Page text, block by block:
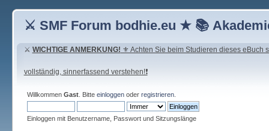
⚔ SMF Forum bodhie.eu ★ 📚
⚔ WICHTIGE ANMERKUNG! ⚜ Achten Sie beim Studieren dieses eBuch
vollständig, sinnerfassend verstehen!❗
Willkommen Gast. Bitte einloggenoder registrieren.
Einloggen mit Benutzername, Passwort und Sitzungslänge